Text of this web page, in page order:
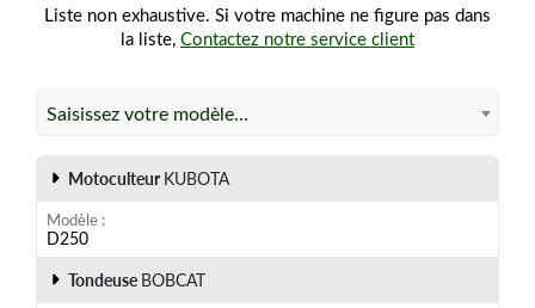
Liste non exhaustive. Si votre machine ne figure pas dans
la liste, Contactez notre service client
Saisissez votre modèle…
Motoculteur KUBOTA
Modèle
D250
Tondeuse BOBCAT